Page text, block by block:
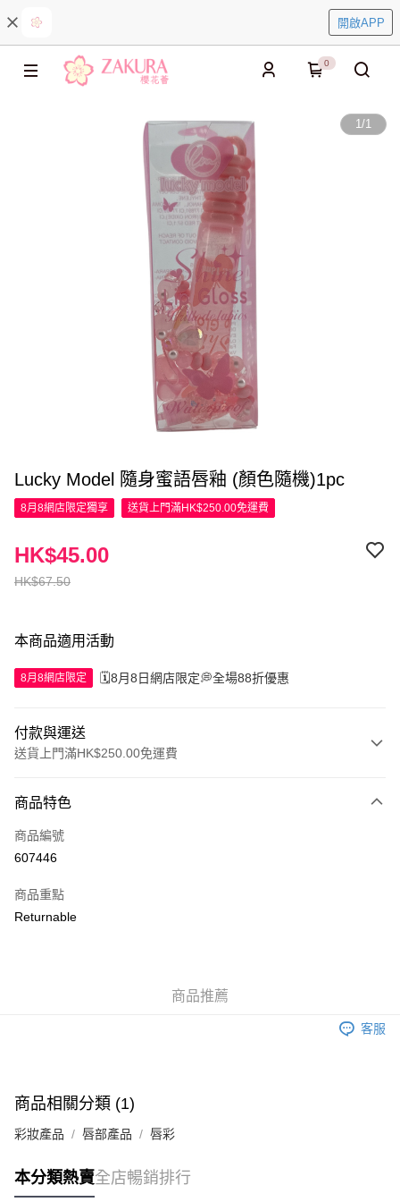
開啟APP
0
1/1
Lucky Model 隨身蜜語唇釉 (顏色隨機)1pc
8月8網店限定獨享 送貨上門滿HK$250.00免運費
HK$67.50
HK$45.00
本商品適用活動
8月8網店限定 🗓️8月8日網店限定💭全場88折優惠
付款與運送
送貨上門滿HK$250.00免運費
信用卡
Apple Pay
WeChat Pay
JD京東物流，訂單確認發貨後2-4個工作天送達
商品特色
商品編號
607446
商品重點
Returnable
商品推薦
客服
商品相關分類 (1)
彩妝產品 唇部產品 唇彩
本分類熱賣全店暢銷排行